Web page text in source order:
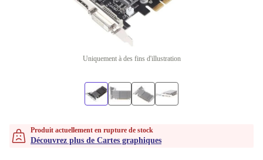
Uniquement à des fins d'illustration
Produit actuellement en rupture de stock
Découvrez plus de Cartes graphiques